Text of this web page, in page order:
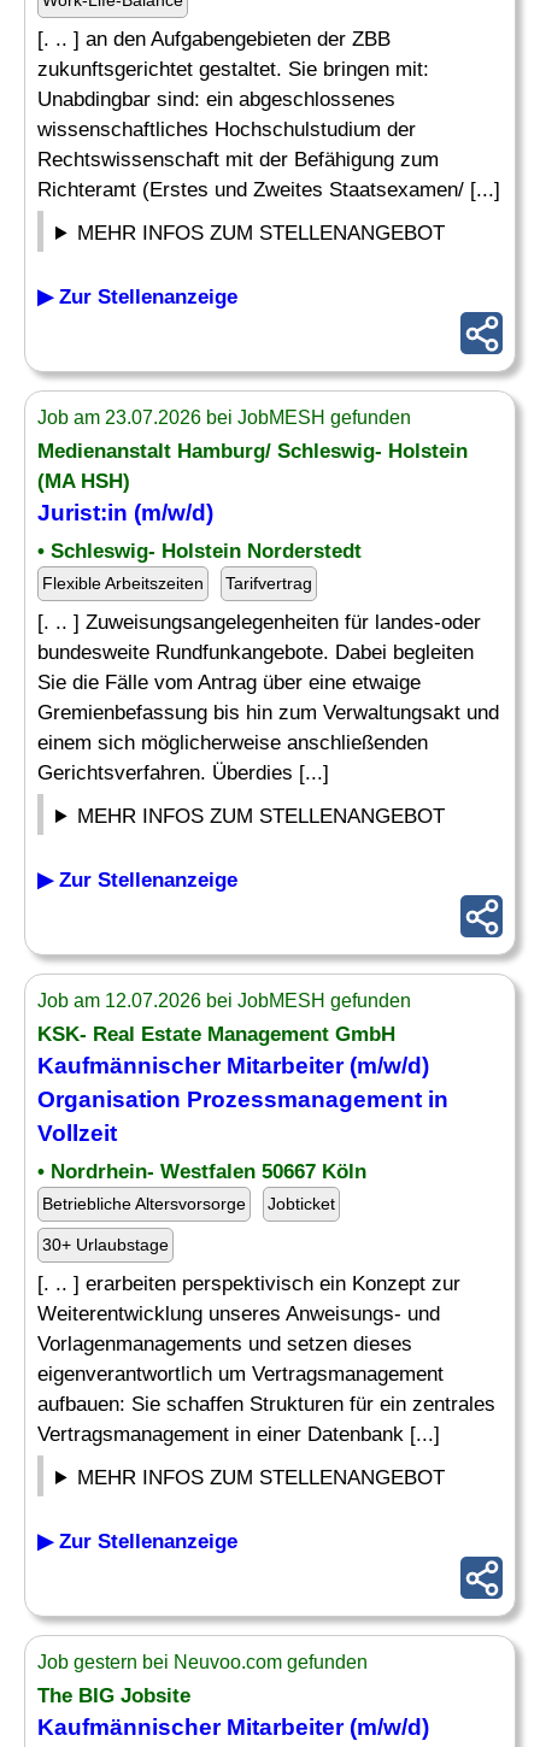
[. .. ] an den Aufgabengebieten der ZBB
zukunftsgerichtet gestaltet. Sie bringen mit:
Unabdingbar sind: ein abgeschlossenes
wissenschaftliches Hochschulstudium der
Rechtswissenschaft mit der Befähigung zum
Richteramt (Erstes und Zweites Staatsexamen/ [...]
MEHR INFOS ZUM STELLENANGEBOT
▶ Zur Stellenanzeige
Job am 23.07.2026 bei JobMESH gefunden
Medienanstalt Hamburg/ Schleswig- Holstein
(MA HSH)
Jurist:in (m/w/d)
• Schleswig- Holstein Norderstedt
Flexible Arbeitszeiten Tarifvertrag
[. .. ] Zuweisungsangelegenheiten für landes-oder
bundesweite Rundfunkangebote. Dabei begleiten
Sie die Fälle vom Antrag über eine etwaige
Gremienbefassung bis hin zum Verwaltungsakt und
einem sich möglicherweise anschließenden
Gerichtsverfahren. Überdies [...]
MEHR INFOS ZUM STELLENANGEBOT
▶ Zur Stellenanzeige
Job am 12.07.2026 bei JobMESH gefunden
KSK- Real Estate Management GmbH
Kaufmännischer Mitarbeiter (m/w/d)
Organisation Prozessmanagement in
Vollzeit
• Nordrhein- Westfalen 50667 Köln
Betriebliche Altersvorsorge Jobticket
30+ Urlaubstage
[. .. ] erarbeiten perspektivisch ein Konzept zur
Weiterentwicklung unseres Anweisungs- und
Vorlagenmanagements und setzen dieses
eigenverantwortlich um Vertragsmanagement
aufbauen: Sie schaffen Strukturen für ein zentrales
Vertragsmanagement in einer Datenbank [...]
MEHR INFOS ZUM STELLENANGEBOT
▶ Zur Stellenanzeige
Job gestern bei Neuvoo.com gefunden
The BIG Jobsite
Kaufmännischer Mitarbeiter (m/w/d)